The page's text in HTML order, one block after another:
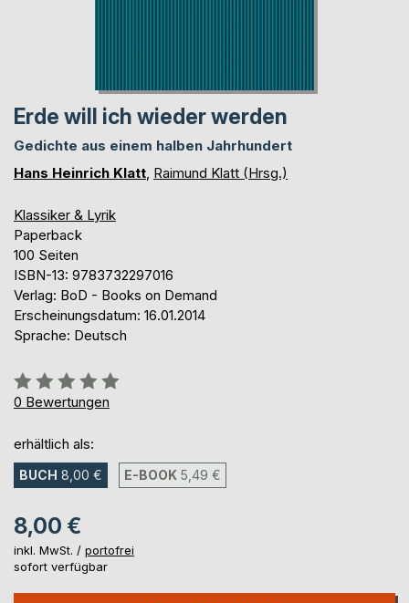
Erde will ich wieder werden
Gedichte aus einem halben Jahrhundert
Hans Heinrich Klatt Raimund Klatt (Hrsg.)
Klassiker & Lyrik
Paperback
100 Seiten
ISBN-13: 9783732297016
Verlag: BoD - Books on Demand
Erscheinungsdatum: 16.01.2014
Sprache: Deutsch
Bewertung::
0%
0 Bewertungen
erhältlich als:
BUCH 8,00 € E-BOOK 5,49 €
8,00 €
inkl. MwSt. / portofrei
sofort verfügbar